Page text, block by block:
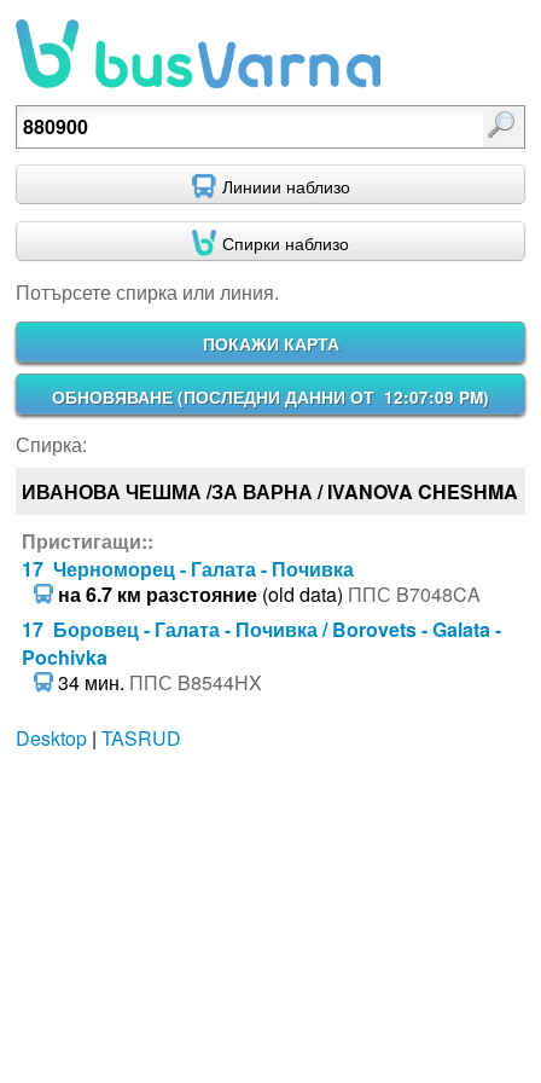
Потърсете спирка или линия.
Линиии наблизо
Спирки наблизо
Потърсете спирка или линия.
ПОКАЖИ КАРТА
ОБНОВЯВАНЕ (ПОСЛЕДНИ ДАННИ ОТ 12:07:09 PM)
Спирка:
ИВАНОВА ЧЕШМА /ЗА ВАРНА / IVANOVA CHESHMA
Пристигащи::
17 Черноморец - Галата - Почивка
на 6.7 км разстояние(old data) ППС B7048CA
17 Боровец - Галата - Почивка / Borovets - Galata -
Pochivka
34 мин. ППС B8544HX
Desktop| TASRUD